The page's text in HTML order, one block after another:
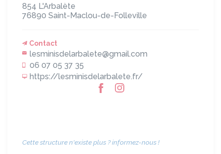
854 L'Arbalète
76890 Saint-Maclou-de-Folleville
Contact
lesminisdelarbalete@gmail.com
06 07 05 37 35
https://lesminisdelarbalete.fr/
Cette structure n'existe plus ? informez-nous !